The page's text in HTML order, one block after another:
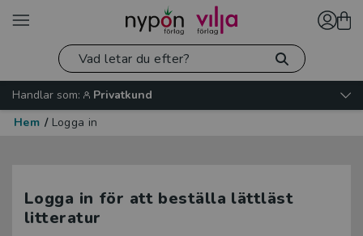
Handlar som:
Privatkund
Hem / Logga in
Logga in för att beställa lättläst
litteratur